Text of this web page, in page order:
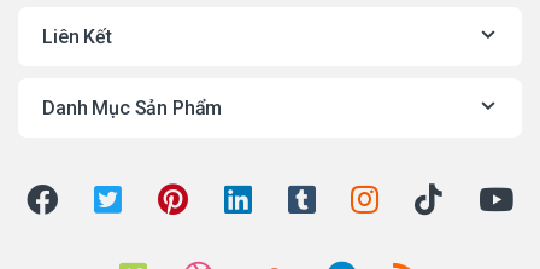
Liên Kết
Danh Mục Sản Phẩm